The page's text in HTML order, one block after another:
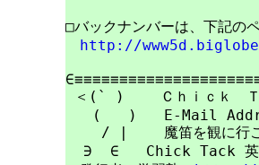
□バックナンバーは、下記の
http://
＜(` )    Ｃｈｉｃｋ　Ｔ
(   )   E-Mail
/ |    魔笛を観に行
∋  ∈   Chick Tack 英